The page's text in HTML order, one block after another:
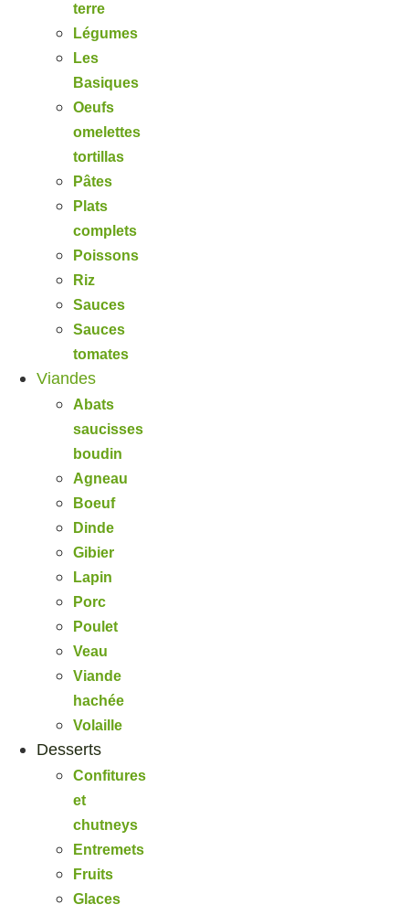
terre
Légumes
Les
Basiques
Oeufs
omelettes
tortillas
Pâtes
Plats
complets
Poissons
Riz
Sauces
Sauces
tomates
Viandes
Abats
saucisses
boudin
Agneau
Boeuf
Dinde
Gibier
Lapin
Porc
Poulet
Veau
Viande
hachée
Volaille
Desserts
Confitures
et
chutneys
Entremets
Fruits
Glaces